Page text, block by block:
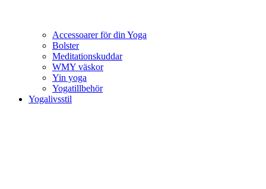
Accessoarer för din Yoga
Bolster
Meditationskuddar
WMY väskor
Yin yoga
Yogatillbehör
Yogalivsstil